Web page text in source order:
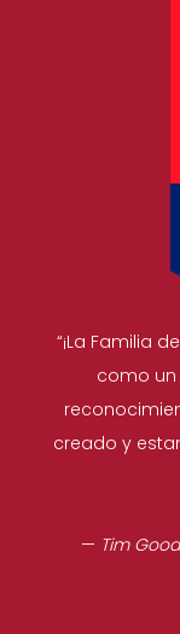
“¡La Familia
como un
creado y
— Tim